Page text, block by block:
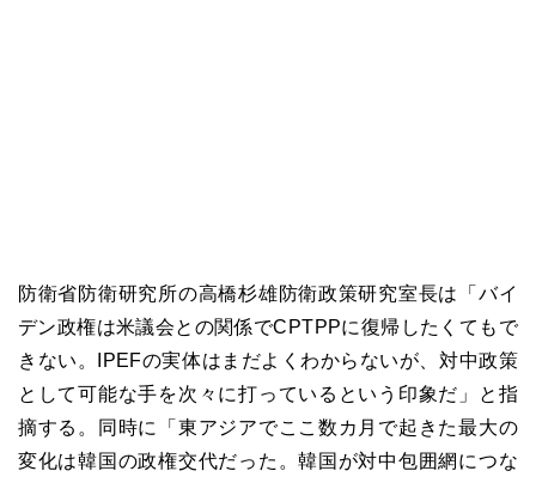
防衛省防衛研究所の高橋杉雄防衛政策研究室長は「バイ
デン政権は米議会との関係でCPTPPに復帰したくてもで
きない。IPEFの実体はまだよくわからないが、対中政策
として可能な手を次々に打っているという印象だ」と指
摘する。同時に「東アジアでここ数カ月で起きた最大の
変化は韓国の政権交代だった。韓国が対中包囲網につな